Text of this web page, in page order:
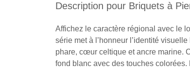
Description pour Briquets à
Affichez le caractère régional avec le
série met à l’honneur l’identité
phare, cœur celtique et ancre marine.
fond blanc avec des touches